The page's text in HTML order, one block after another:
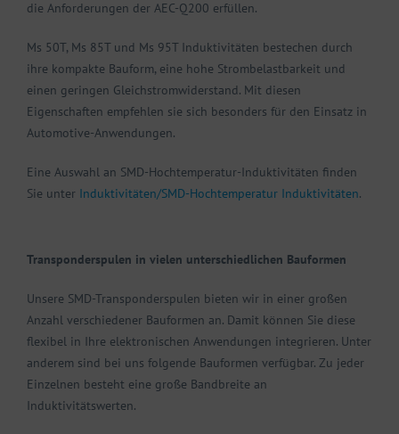
die Anforderungen der AEC-Q200 erfüllen.
Ms 50T, Ms 85T und Ms 95T Induktivitäten bestechen durch
ihre kompakte Bauform, eine hohe Strombelastbarkeit und
einen geringen Gleichstromwiderstand. Mit diesen
Eigenschaften empfehlen sie sich besonders für den Einsatz in
Automotive-Anwendungen.
Eine Auswahl an SMD-Hochtemperatur-Induktivitäten finden
Sie unter Induktivitäten/SMD-Hochtemperatur Induktivitäten.
Transponderspulen in vielen unterschiedlichen Bauformen
Unsere SMD-Transponderspulen bieten wir in einer großen
Anzahl verschiedener Bauformen an. Damit können Sie diese
flexibel in Ihre elektronischen Anwendungen integrieren. Unter
anderem sind bei uns folgende Bauformen verfügbar. Zu jeder
Einzelnen besteht eine große Bandbreite an
Induktivitätswerten.